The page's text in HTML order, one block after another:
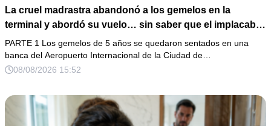
La cruel madrastra abandonó a los gemelos en la
terminal y abordó su vuelo… sin saber que el implacable
magnate reconocería esa mirada
PARTE 1 Los gemelos de 5 años se quedaron sentados en una
banca del Aeropuerto Internacional de la Ciudad de…
08/08/2026 15:52